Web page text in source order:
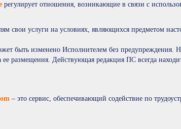
регулирует отношения, возникающие в связи с
свои услуги на условиях, являющихся предметом
быть изменено Исполнителем без предупреждения.
размещения. Действующая редакция ПС всегда
– это сервис, обеспечивающий содействие по